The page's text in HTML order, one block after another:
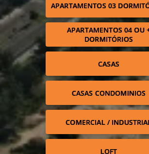
APARTAMENTOS 03
APARTAMENTOS 04 OU
DORMITÓRIOS
CASAS
CASAS CONDOMINIOS
COMERCIAL /
LOFT